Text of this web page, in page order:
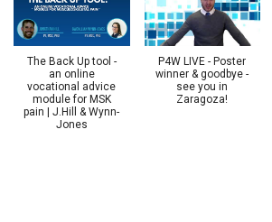
The Back Up tool -
an online
vocational advice
module for MSK
pain | J.Hill & Wynn-
Jones
P4W LIVE - Poster
winner & goodbye -
see you in
Zaragoza!